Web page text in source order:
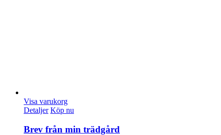
Visa varukorg
Detaljer Köp nu
Brev från min trädgård